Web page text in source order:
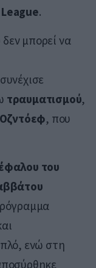
League.
δεν μπορεί να
τραυματισμού,
Οζντόεφ, που
του
ενώ στη